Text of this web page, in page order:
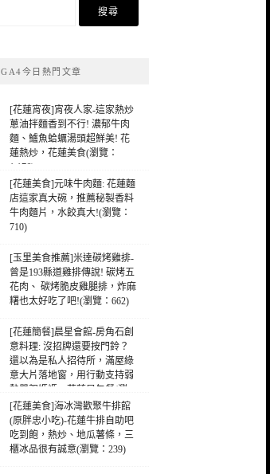
GA4今日熱門文章
[花蓮宵夜]宵夜人家-這家熱炒
蔥油拌麵香到不行! 濃郁牛肉
麵、鱸魚蛤蠣湯頭超鮮美! 花
蓮熱炒，花蓮美食(瀏覽：
1,176)
[花蓮美食]元味牛肉麵: 花蓮麵
店這家真大碗，推薦秘製香料
牛肉麵片，水餃真大!(瀏覽：
710)
[玉里美食推薦]米達碳烤雞排-
曾是193縣道雞排傳說! 碳烤五
花肉、 碳烤脆皮雞腿排，炸麻
糬也太好吃了吧!(瀏覽：662)
[花蓮簡餐]晨星會館-房角石創
意料理: 沒招牌還要按門鈴？
還以為是私人招待所，滿屋綠
意大片落地窗，用行動支持弱
勢單親媽媽，花蓮早午餐(瀏
覽：210)
[花蓮美食]海冰灣歡聚牛排館
(原胖忠小吃)-花蓮牛排自助吧
吃到飽，熱炒、地瓜薯條，三
櫃冰品很有誠意(瀏覽：239)